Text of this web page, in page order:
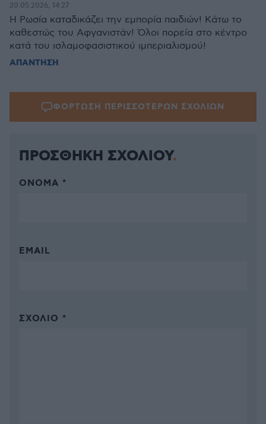
20.05.2026, 14:27
Η Ρωσία καταδικάζει την εμπορία παιδιών! Κάτω το
καθεστώς του Αφγανιστάν! Όλοι πορεία στο κέντρο
κατά του ισλαμοφασιστικού ιμπεριαλισμού!
ΑΠΑΝΤΗΣΗ
ΦΟΡΤΩΣΗ ΠΕΡΙΣΣΟΤΕΡΩΝ ΣΧΟΛΙΩΝ
ΠΡΟΣΘΗΚΗ ΣΧΟΛΙΟΥ
ΌΝΟΜΑ *
EMAIL
ΣΧΌΛΙΟ *